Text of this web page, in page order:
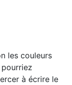
les couleurs
à écrire le